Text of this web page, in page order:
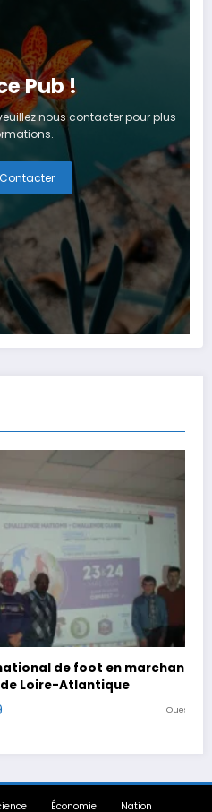
Pub !
nous contacter pour plus
en marchant dans
Économie Nation